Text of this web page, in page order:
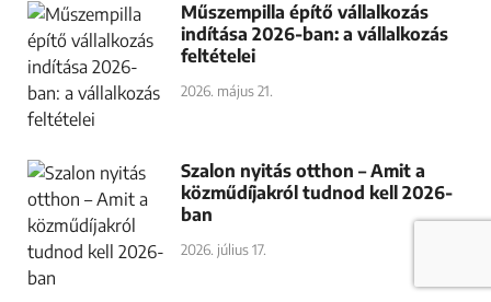
Műszempilla építő vállalkozás
indítása 2026-ban: a vállalkozás
feltételei
2026. május 21.
Szalon nyitás otthon – Amit a
közműdíjakról tudnod kell 2026-
ban
2026. július 17.